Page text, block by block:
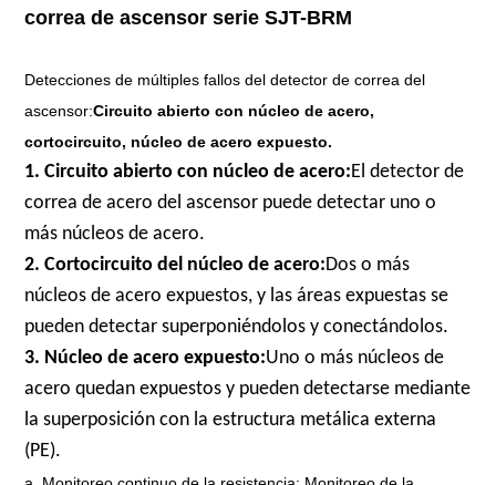
correa de ascensor serie SJT-BRM
Detecciones de múltiples fallos del detector de correa del
ascensor:Circuito abierto con núcleo de acero,
cortocircuito, núcleo de acero expuesto.
1. Circuito abierto con núcleo de acero:El detector de
correa de acero del ascensor puede detectar uno o
más núcleos de acero.
2. Cortocircuito del núcleo de acero:Dos o más
núcleos de acero expuestos, y las áreas expuestas se
pueden detectar superponiéndolos y conectándolos.
3. Núcleo de acero expuesto:Uno o más núcleos de
acero quedan expuestos y pueden detectarse mediante
la superposición con la estructura metálica externa
(PE).